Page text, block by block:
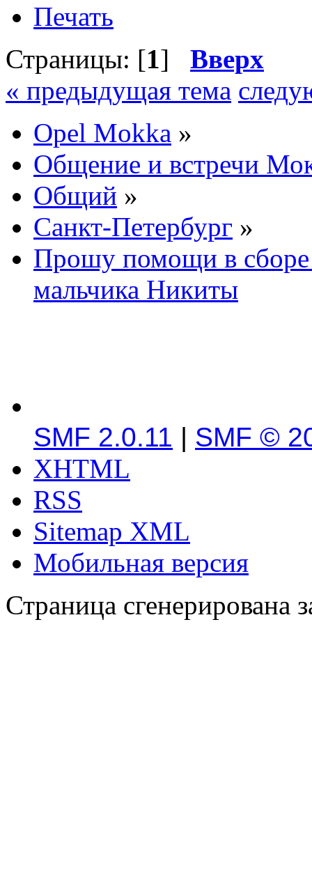
Печать
Страницы: [1] Вверх
« предыдущая тема
Opel Mokka »
Общение и встречи
Общий »
Санкт-Петербург »
Прошу помощи в сборе
мальчика Никиты
SMF 2.0.11 | SMF ©
XHTML
RSS
Sitemap XML
Мобильная версия
Страница сгенерирована